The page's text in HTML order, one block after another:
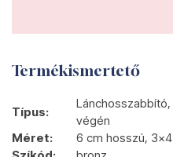
Termékismertető
Típus:
végén
Méret:
6 cm hosszú,